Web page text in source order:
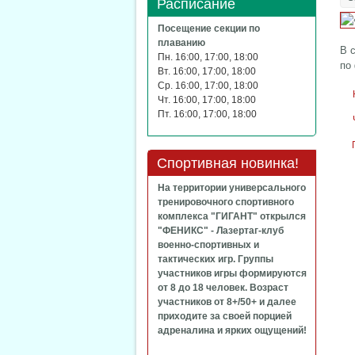
В
по
Расписание
Посещение секции по
плаванию
Пн. 16:00, 17:00, 18:00
Вт. 16:00, 17:00, 18:00
Ср. 16:00, 17:00, 18:00
Чт. 16:00, 17:00, 18:00
Пт. 16:00, 17:00, 18:00
Спортивная новинка!
На территории универсального
тренировочного спортивного
комплекса "ГИГАНТ" открылся
"ФЕНИКС" - Лазертаг-клуб
военно-спортивных и
тактических игр. Группы
участников игры формируются
от 8 до 18 человек. Возраст
участников от 8+/50+ и далее
приходите за своей порцией
адреналина и ярких ощущений!